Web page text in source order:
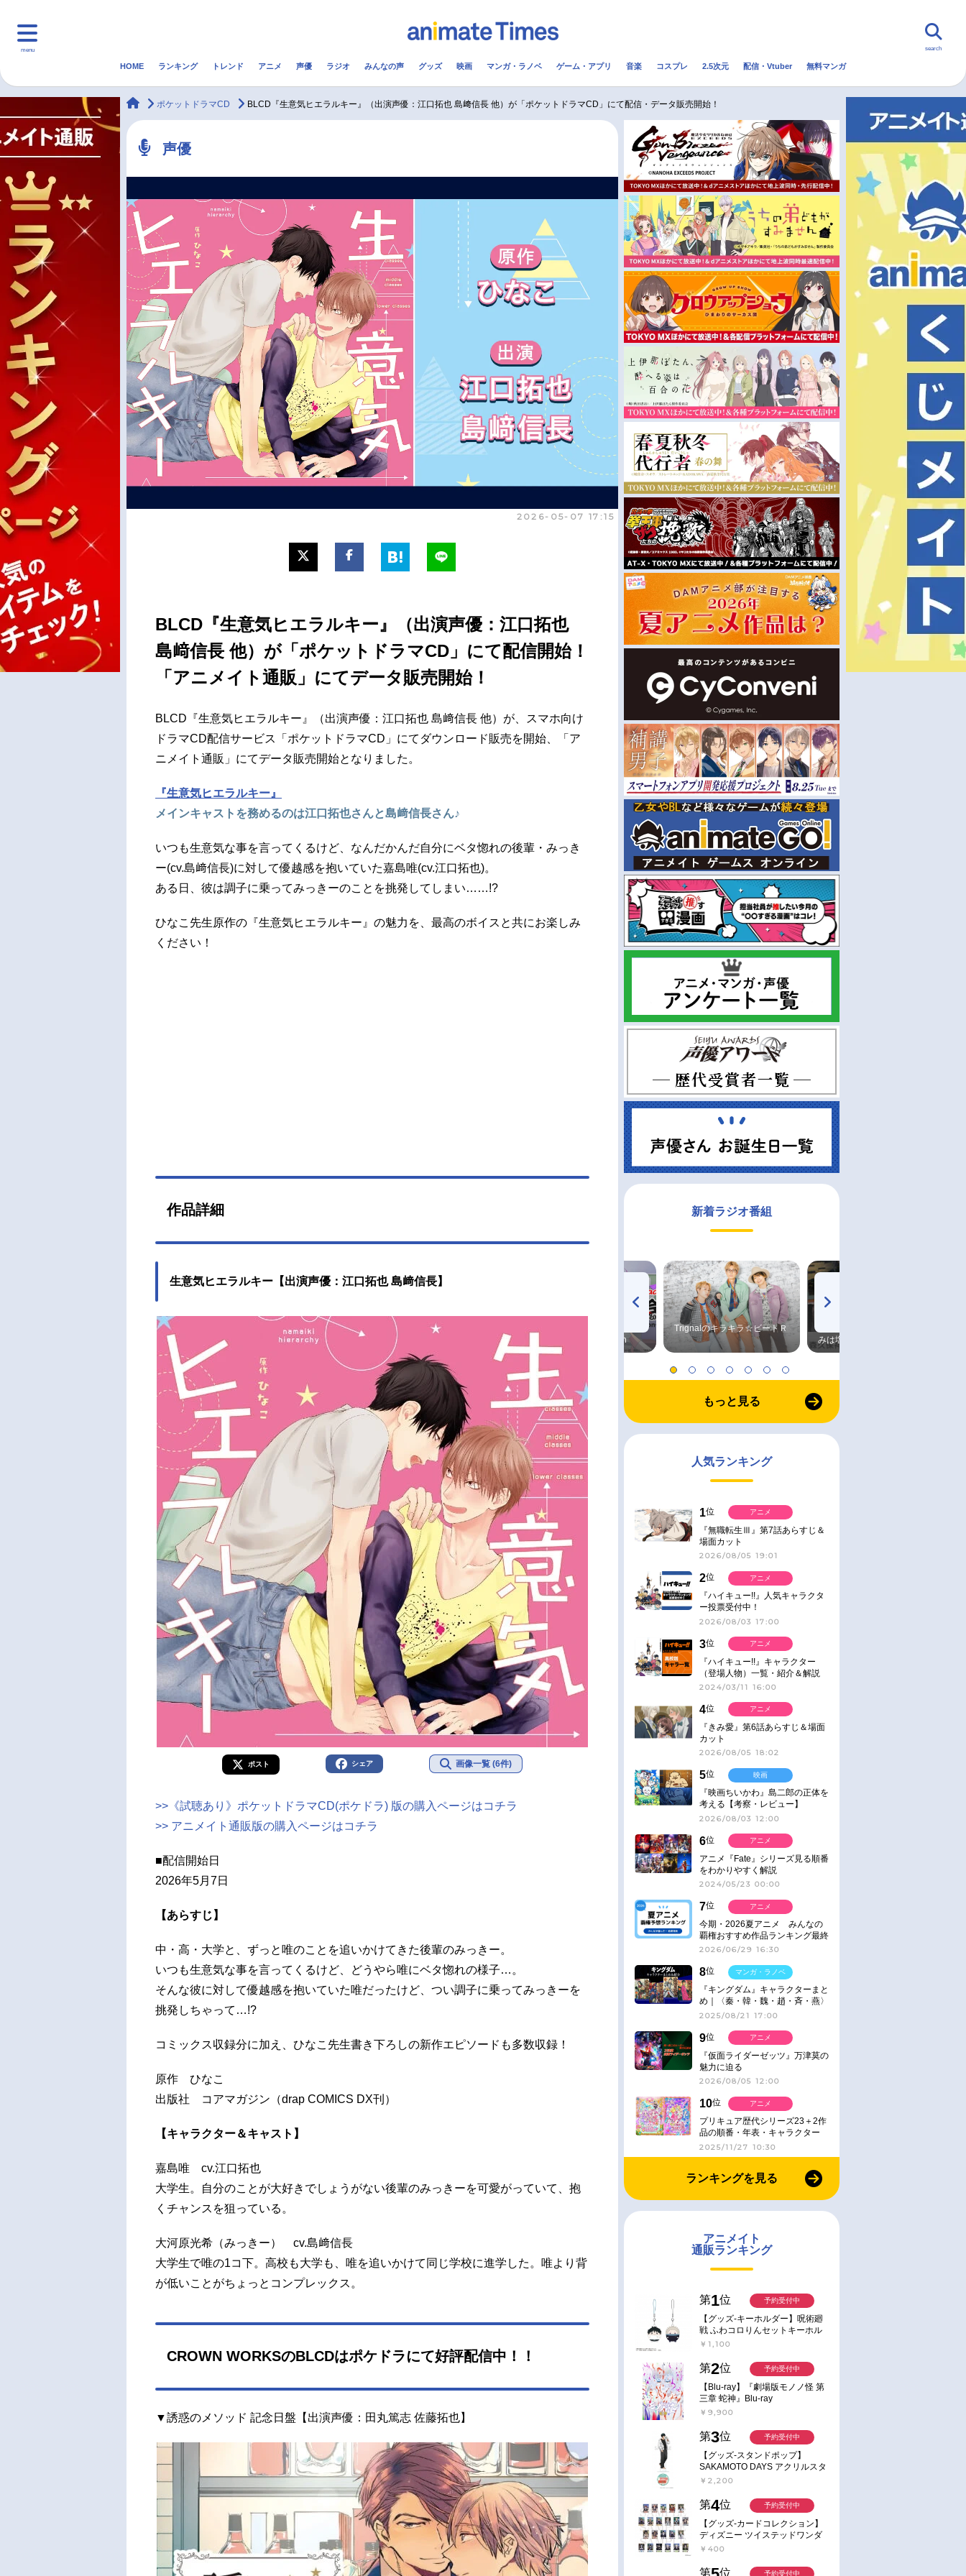
menu
マンガ・ラノベ ゲーム・アプリ 配信・Vtuber トレンド 無料マンガ
アニメ記事一覧
声優記事一覧 男性声優/女性声優一覧
今期アニメ曜日別一覧
夏アニメ
秋アニメ
冬アニメ
FOLLOW US
search
HOME ランキング トレンド アニメ 声優 ラジオ みんなの声 グッズ 映画 マンガ・ラノベ ゲーム・アプリ 音楽 コスプレ 2.5次元 配信・Vtuber 無料マンガ
animateTimes
ポケットドラマCD BLCD『生意気ヒエラルキー』（出演声優：江口拓也 島﨑信長 他）が「ポケットドラマCD」にて配信・データ販売開始！
声優
2026-05-07 17:15
BLCD『生意気ヒエラルキー』（出演声優：江口拓也
島﨑信長 他）が「ポケットドラマCD」にて配信開始！
「アニメイト通販」にてデータ販売開始！
BLCD『生意気ヒエラルキー』（出演声優：江口拓也 島﨑信長 他）が、スマホ向け
ドラマCD配信サービス「ポケットドラマCD」にてダウンロード販売を開始、「ア
ニメイト通販」にてデータ販売開始となりました。
『生意気ヒエラルキー』
メインキャストを務めるのは江口拓也さんと島﨑信長さん♪
いつも生意気な事を言ってくるけど、なんだかんだ自分にベタ惚れの後輩・みっき
ー(cv.島﨑信長)に対して優越感を抱いていた嘉島唯(cv.江口拓也)。
ある日、彼は調子に乗ってみっきーのことを挑発してしまい……!?
ひなこ先生原作の『生意気ヒエラルキー』の魅力を、最高のボイスと共にお楽しみ
ください！
作品詳細
生意気ヒエラルキー【出演声優：江口拓也 島﨑信長】
ポスト シェア 画像一覧 (6件)
>>《試聴あり》ポケットドラマCD(ポケドラ) 版の購入ページはコチラ
>> アニメイト通販版の購入ページはコチラ
■配信開始日
2026年5月7日
【あらすじ】
中・高・大学と、ずっと唯のことを追いかけてきた後輩のみっきー。
いつも生意気な事を言ってくるけど、どうやら唯にベタ惚れの様子…。
そんな彼に対して優越感を抱いていた唯だったけど、つい調子に乗ってみっきーを
挑発しちゃって…!?
コミックス収録分に加え、ひなこ先生書き下ろしの新作エピソードも多数収録！
原作 ひなこ
出版社 コアマガジン（drap COMICS DX刊）
【キャラクター＆キャスト】
嘉島唯 cv.江口拓也
大学生。自分のことが大好きでしょうがない後輩のみっきーを可愛がっていて、抱
くチャンスを狙っている。
大河原光希（みっきー） cv.島﨑信長
大学生で唯の1コ下。高校も大学も、唯を追いかけて同じ学校に進学した。唯より背
が低いことがちょっとコンプレックス。
CROWN WORKSのBLCDはポケドラにて好評配信中！！
▼誘惑のメソッド 記念日盤【出演声優：田丸篤志 佐藤拓也】
新着ラジオ番組
高橋美紀のおんぷの気持ち
♪ in アニメイトタイムズ
radio 大直会 2nd season
Trignalのキラキラ☆ビートＲ
みは塩だけ
もっと見る
人気ランキング
1位
『無職転生Ⅲ』第7話あらすじ＆
場面カット
2026/08/05 19:01
アニメ
2位
『ハイキュー!!』人気キャラクタ
ー投票受付中！
2026/08/03 17:00
アニメ
3位
『ハイキュー!!』キャラクター
（登場人物）一覧・紹介＆解説
2024/03/11 16:00
アニメ
4位
『きみ愛』第6話あらすじ＆場面
カット
2026/08/05 18:02
アニメ
5位
『映画ちいかわ』島二郎の正体を
考える【考察・レビュー】
2026/08/03 12:00
映画
6位
アニメ『Fate』シリーズ見る順番
をわかりやすく解説
2024/05/23 00:00
アニメ
7位
今期・2026夏アニメ みんなの
覇権おすすめ作品ランキング最終
結果発表！
2026/06/29 16:30
アニメ
8位
『キングダム』キャラクターまと
め｜〈秦・韓・魏・趙・斉・燕〉
2025/08/21 17:00
マンガ・ラノベ
9位
『仮面ライダーゼッツ』万津莫の
魅力に迫る
2026/08/05 12:00
アニメ
10位
プリキュア歴代シリーズ23＋2作
品の順番・年表・キャラクター
【2025年版】
2025/11/27 10:30
アニメ
ランキングを見る
アニメイト
通販ランキング
第1位
【グッズ-キーホルダー】呪術廻
戦 ふわコロりんセットキーホル
ダー【アニメイト特典付】
￥1,100
予約受付中
第2位
【Blu-ray】『劇場版モノノ怪 第
三章 蛇神』Blu-ray
￥9,900
予約受付中
第3位
【グッズ-スタンドポップ】
SAKAMOTO DAYS アクリルスタ
ンド～Sunny Afternoon～ 4.南雲
￥2,200
予約受付中
第4位
【グッズ-カードコレクション】
ディズニー ツイステッドワンダ
ーランド ランダムカードコレク
￥400
予約受付中
第 位 予約受付中